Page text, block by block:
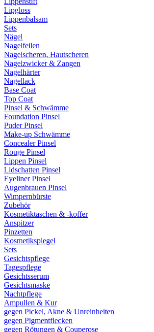
Lipgloss
Lippenbalsam
Sets
Nägel
Nagelfeilen
Nagelscheren, Hautscheren
Nagelzwicker & Zangen
Nagelhärter
Nagellack
Base Coat
Top Coat
Pinsel & Schwämme
Foundation Pinsel
Puder Pinsel
Make-up Schwämme
Concealer Pinsel
Rouge Pinsel
Lippen Pinsel
Lidschatten Pinsel
Eyeliner Pinsel
Augenbrauen Pinsel
Wimpernbürste
Zubehör
Kosmetiktaschen & -koffer
Anspitzer
Pinzetten
Kosmetikspiegel
Sets
Gesichtspflege
Tagespflege
Gesichtsserum
Gesichtsmaske
Nachtpflege
Ampullen & Kur
gegen Pickel, Akne & Unreinheiten
gegen Pigmentflecken
gegen Rötungen & Couperose